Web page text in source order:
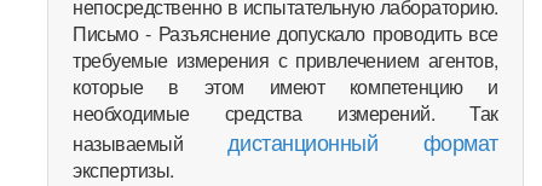
непосредственно в испытательную лабораторию.
Письмо - Разъяснение допускало проводить все
требуемые измерения с привлечением агентов,
которые в этом имеют компетенцию и
необходимые средства измерений. Так
называемый дистанционный формат
экспертизы.